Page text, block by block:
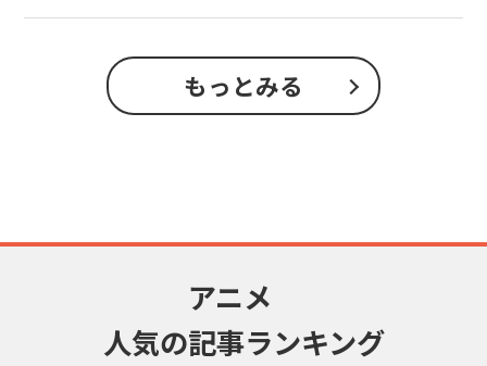
もっとみる
アニメ
人気の記事ランキング